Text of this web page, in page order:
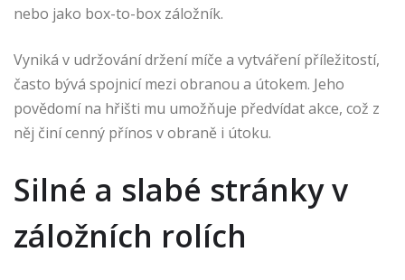
nebo jako box-to-box záložník.
Vyniká v udržování držení míče a vytváření příležitostí,
často bývá spojnicí mezi obranou a útokem. Jeho
povědomí na hřišti mu umožňuje předvídat akce, což z
něj činí cenný přínos v obraně i útoku.
Silné a slabé stránky v
záložních rolích